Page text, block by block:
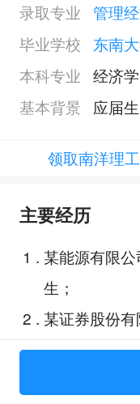
录取专业 管理
毕业学校
东南
本科专业 经济学
基本背景
应届
领取南洋理
主要经历
1 . 某能源有限
生；
2 . 某证券股份
生；
某证券公司